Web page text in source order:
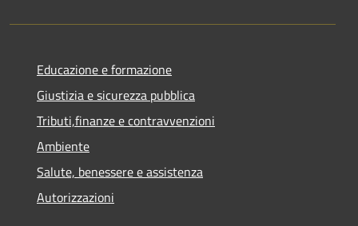
Educazione e formazione
Giustizia e sicurezza pubblica
Tributi,finanze e contravvenzioni
Ambiente
Salute, benessere e assistenza
Autorizzazioni